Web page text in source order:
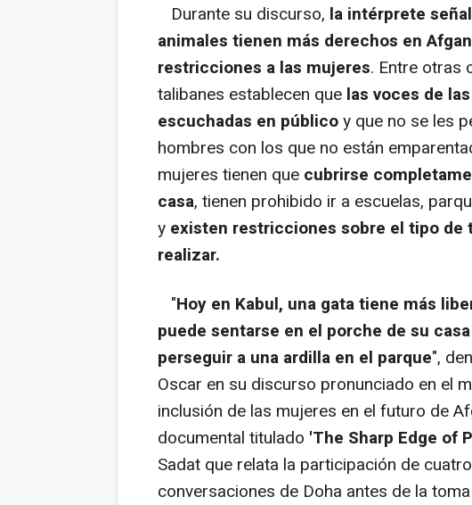
Durante su discurso, la intérprete
animales tienen más derechos en
restricciones a las mujeres. Entre otras
talibanes establecen que las voces de
escuchadas en públicoy que no se les
hombres con los que no están
mujeres tienen que cubrirse
casa, tienen prohibido ir a escuelas,
y existen restricciones sobre el tipo de
realizar.
"Hoy en Kabul, una gata tiene más
puede sentarse en el porche de su
perseguir a una ardilla en el parque",
Oscar en su discurso pronunciado en el
inclusión de las mujeres en el futuro de
documental titulado 'The Sharp Edge of
Sadat que relata la participación de
conversaciones de Doha antes de la